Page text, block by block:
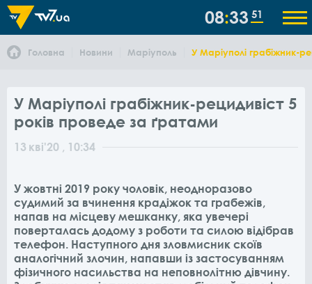
08 33 51
Головна Новини Маріуполь У Маріуполі грабіжник-
У Маріуполі грабіжник-рецидивіст 5
років проведе за ґратами
13 кві'20 , 10:34
У жовтні 2019 року чоловік, неодноразово
судимий за вчинення крадіжок та грабежів,
напав на місцеву мешканку, яка увечері
поверталась додому з роботи та силою відібрав
телефон. Наступного дня зловмисник скоїв
аналогічний злочин, напавши із застосуванням
фізичного насильства на неповнолітню дівчину.